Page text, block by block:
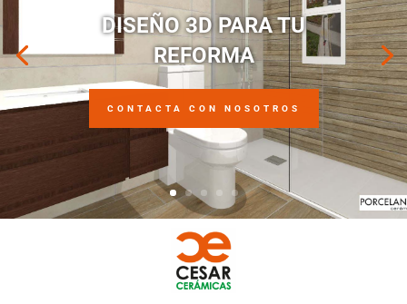
DISEÑO 3D PARA TU
REFORMA
CONTACTA CON NOSOTROS